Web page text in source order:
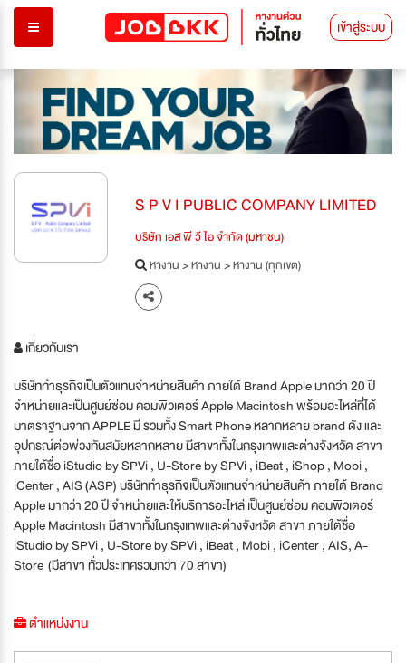
เข้าสู่ระบบ
S P V I PUBLIC COMPANY LIMITED
บริษัท เอส พี วี ไอ จำกัด (มหาชน)
หางาน>หางาน>หางาน (ทุกเขต)
เกี่ยวกับเรา
บริษัททำธุรกิจเป็นตัวแทนจำหน่ายสินค้า ภายใต้ Brand Apple มากว่า 20 ปี
จำหน่ายและเป็นศูนย์ซ่อม คอมพิวเตอร์ Apple Macintosh พร้อมอะไหล่ที่ได้
มาตราฐานจาก APPLE มี รวมทั้ง Smart Phone หลากหลาย brand ดัง และ
อุปกรณ์ต่อพ่วงทันสมัยหลากหลาย มีสาขาทั้งในกรุงเทพและต่างจังหวัด สาขา
ภายใต้ชื่อ iStudio by SPVi , U-Store by SPVi , iBeat , iShop , Mobi ,
iCenter , AIS (ASP) บริษัททำธุรกิจเป็นตัวแทนจำหน่ายสินค้า ภายใต้ Brand
Apple มากว่า 20 ปี จำหน่ายและให้บริการอะไหล่ เป็นศูนย์ซ่อม คอมพิวเตอร์
Apple Macintosh มีสาขาทั้งในกรุงเทพและต่างจังหวัด สาขา ภายใต้ชื่อ
iStudio by SPVi , U-Store by SPVi , iBeat , Mobi , iCenter , AIS, A-
Store (มีสาขา ทั่วประเทศรวมกว่า 70 สาขา)
ตำแหน่งงาน